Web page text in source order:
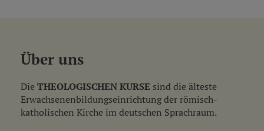
Über uns
DieTHEOLOGISCHEN KURSE sind die älteste
Erwachsenen­bildungs­einrichtung der römisch-
katholischen Kirche im deutschen Sprachraum.